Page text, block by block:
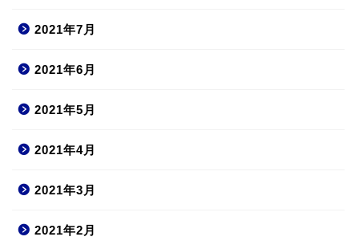
2021年7月
2021年6月
2021年5月
2021年4月
2021年3月
2021年2月